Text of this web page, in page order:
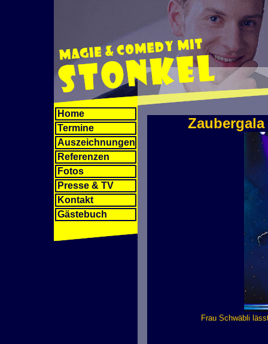
Home
Termine
Auszeichnungen
Referenzen
Fotos
Presse & TV
Kontakt
Gästebuch
Frau Schwäbli